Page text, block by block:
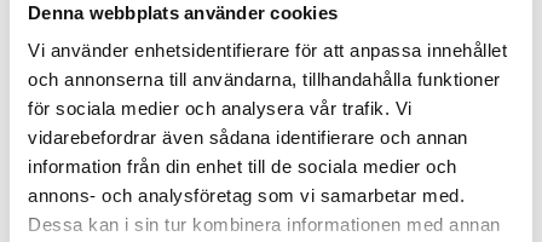
Denna webbplats använder cookies
Vi använder enhetsidentifierare för att anpassa innehållet
och annonserna till användarna, tillhandahålla funktioner
för sociala medier och analysera vår trafik. Vi
vidarebefordrar även sådana identifierare och annan
information från din enhet till de sociala medier och
annons- och analysföretag som vi samarbetar med.
Dessa kan i sin tur kombinera informationen med annan